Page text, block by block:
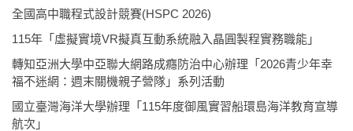
全國高中職程式設計競賽(HSPC 2026)
115年「虛擬實境VR擬真互動系統融入晶圓製程實務職能」
轉知亞洲大學中亞聯大網路成癮防治中心辦理「2026青少年幸
福不迷網：週末關機親子營隊」系列活動
國立臺灣海洋大學辦理「115年度御風實習船環島海洋教育宣導
航次」